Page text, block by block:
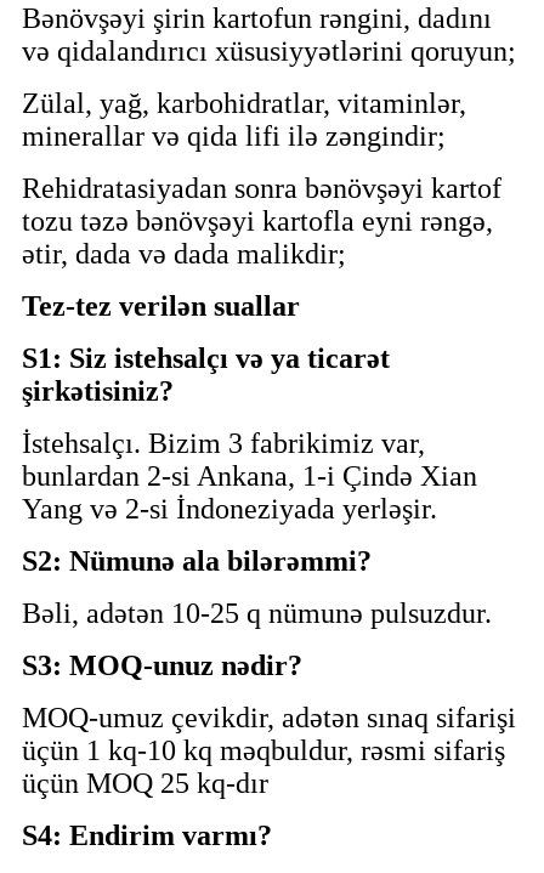
Bənövşəyi şirin kartofun rəngini, dadını
və qidalandırıcı xüsusiyyətlərini qoruyun;
Zülal, yağ, karbohidratlar, vitaminlər,
minerallar və qida lifi ilə zəngindir;
Rehidratasiyadan sonra bənövşəyi kartof
tozu təzə bənövşəyi kartofla eyni rəngə,
ətir, dada və dada malikdir;
Tez-tez verilən suallar
S1: Siz istehsalçı və ya ticarət
şirkətisiniz?
İstehsalçı. Bizim 3 fabrikimiz var,
bunlardan 2-si Ankana, 1-i Çində Xian
Yang və 2-si İndoneziyada yerləşir.
S2: Nümunə ala bilərəmmi?
Bəli, adətən 10-25 q nümunə pulsuzdur.
S3: MOQ-unuz nədir?
MOQ-umuz çevikdir, adətən sınaq sifarişi
üçün 1 kq-10 kq məqbuldur, rəsmi sifariş
üçün MOQ 25 kq-dır
S4: Endirim varmı?